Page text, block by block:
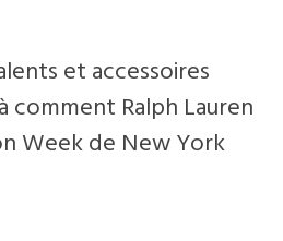
et accessoires
comment Ralph Lauren
Week de New York